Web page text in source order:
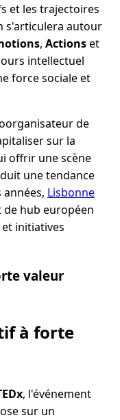
et les trajectoires
s'articulera autour
, Actionset
intellectuel
force sociale et
de
sur la
offrir une scène
une tendance
Lisbonne
hub européen
initiatives
valeur
à forte
, l'événement
sur un